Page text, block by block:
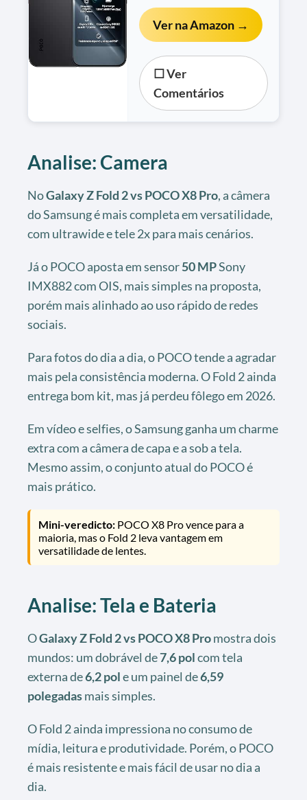
Ver na Amazon →
☐ Ver
Comentários
Analise: Camera
NoGalaxy Z Fold 2 vs POCO X8 Pro, a câmera
do Samsung é mais completa em versatilidade,
com ultrawide e tele 2x para mais cenários.
Já o POCO aposta em sensor50 MPSony
IMX882 com OIS, mais simples na proposta,
porém mais alinhado ao uso rápido de redes
sociais.
Para fotos do dia a dia, o POCO tende a agradar
mais pela consistência moderna. O Fold 2 ainda
entrega bom kit, mas já perdeu fôlego em 2026.
Em vídeo e selfies, o Samsung ganha um charme
extra com a câmera de capa e a sob a tela.
Mesmo assim, o conjunto atual do POCO é
mais prático.
Mini-veredicto: POCO X8 Pro vence para a
maioria, mas o Fold 2 leva vantagem em
versatilidade de lentes.
Analise: Tela e Bateria
OGalaxy Z Fold 2 vs POCO X8 Promostra dois
mundos: um dobrável de7,6 polcom tela
externa de6,2 pole um painel de6,59
polegadasmais simples.
O Fold 2 ainda impressiona no consumo de
mídia, leitura e produtividade. Porém, o POCO
é mais resistente e mais fácil de usar no dia a
dia.